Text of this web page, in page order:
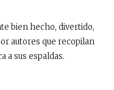
bien hecho, divertido,
autores que recopilan
a sus espaldas.